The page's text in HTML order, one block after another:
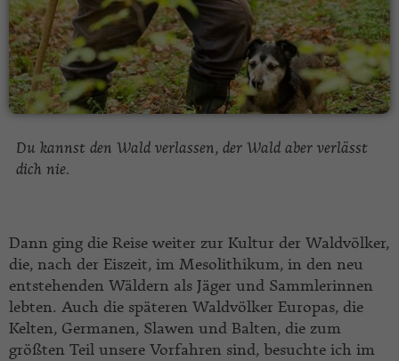
Du kannst den Wald verlassen, der Wald aber verlässt
dich nie.
Dann ging die Reise weiter zur Kultur der Waldvölker,
die, nach der Eiszeit, im Mesolithikum, in den neu
entstehenden Wäldern als Jäger und Sammlerinnen
lebten. Auch die späteren Waldvölker Europas, die
Kelten, Germanen, Slawen und Balten, die zum
größten Teil unsere Vorfahren sind, besuchte ich im